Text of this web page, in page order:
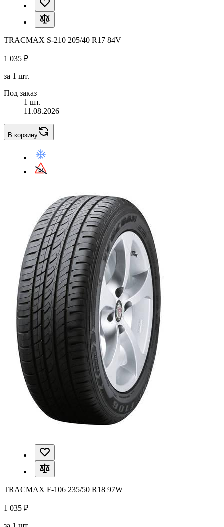
TRACMAX S-210 205/40 R17 84V
1 035 ₽
за 1 шт.
Под заказ
1 шт.
11.08.2026
В корзину
TRACMAX F-106 235/50 R18 97W
1 035 ₽
за 1 шт.